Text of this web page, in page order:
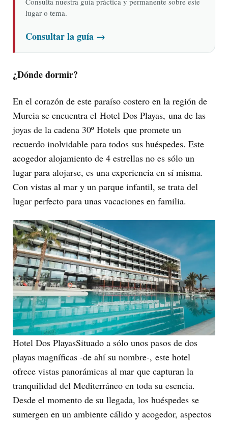
lugar o tema.
Consultar la guía →
¿Dónde dormir?
En el corazón de este paraíso costero en la región de
Murcia se encuentra el Hotel Dos Playas, una de las
joyas de la cadena 30º Hotels que promete un
recuerdo inolvidable para todos sus huéspedes. Este
acogedor alojamiento de 4 estrellas no es sólo un
lugar para alojarse, es una experiencia en sí misma.
Con vistas al mar y un parque infantil, se trata del
lugar perfecto para unas vacaciones en familia.
Hotel Dos PlayasSituado a sólo unos pasos de dos
playas magníficas -de ahí su nombre-, este hotel
ofrece vistas panorámicas al mar que capturan la
tranquilidad del Mediterráneo en toda su esencia.
Desde el momento de su llegada, los huéspedes se
sumergen en un ambiente cálido y acogedor, aspectos